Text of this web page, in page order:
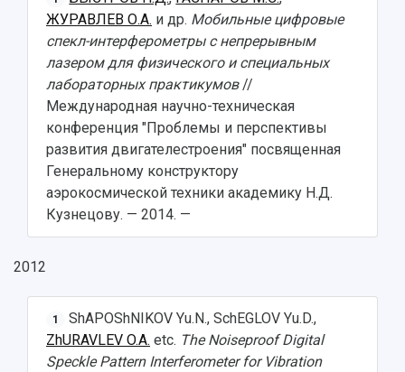
Кампус
3D-тур по университету
Музеи
Учебный аэродром
Центр истории авиационных двигателей
Ботанический сад
Умный дом бабочек
Международный межвузовский кампус
Сведения об образовательной организации
Официальные документы
Противодействие COVID-19
Научные конференции
Патенты
Публикации и издания
Отчеты о проведенных конференциях
ЖУРАВЛЕВ О.А. и др. Мобильные цифровые
спекл-интерферометры с непрерывным
лазером для физического и специальных
лабораторных практикумов//
Международная научно-техническая
конференция "Проблемы и перспективы
развития двигателестроения" посвященная
Генеральному конструктору
аэрокосмической техники академику Н.Д.
Кузнецову. — 2014. —
2012
1
ShAPOShNIKOV Yu.N., SchEGLOV Yu.D.,
ZhURAVLEV O.A. etc. The Noiseproof Digital
Speckle Pattern Interferometer for Vibration